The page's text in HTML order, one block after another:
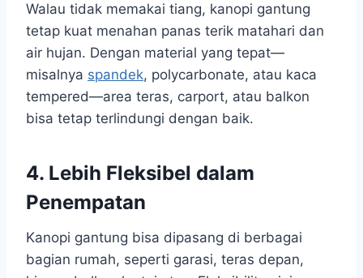
Walau tidak memakai tiang, kanopi gantung
tetap kuat menahan panas terik matahari dan
air hujan. Dengan material yang tepat—
misalnya spandek, polycarbonate, atau kaca
tempered—area teras, carport, atau balkon
bisa tetap terlindungi dengan baik.
4. Lebih Fleksibel dalam
Penempatan
Kanopi gantung bisa dipasang di berbagai
bagian rumah, seperti garasi, teras depan,